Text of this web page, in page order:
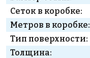
Сеток в коробке:
Метров в коробке:
Тип поверхности:
Толщина: